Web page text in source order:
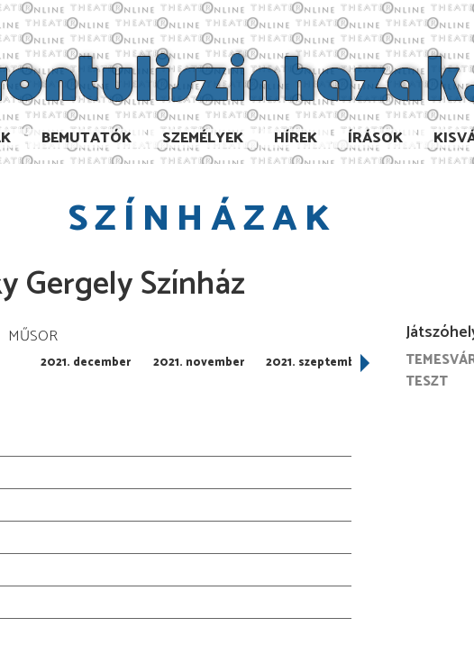
BEMUTATÓK SZEMÉLYEK HÍREK ÍRÁSOK
SZÍNHÁZAK
Gergely Színház
MŰSOR
2021. december 2021. november 2021. szeptember 2021. augusztus
TESZT